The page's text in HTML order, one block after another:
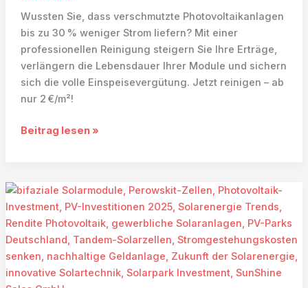
Wussten Sie, dass verschmutzte Photovoltaikanlagen
bis zu 30 % weniger Strom liefern? Mit einer
professionellen Reinigung steigern Sie Ihre Erträge,
verlängern die Lebensdauer Ihrer Module und sichern
sich die volle Einspeisevergütung. Jetzt reinigen – ab
nur 2 €/m²!
Photovoltaik-
Jetzt
reinigen
&
bis
zu
30 %
Beitrag lesen »